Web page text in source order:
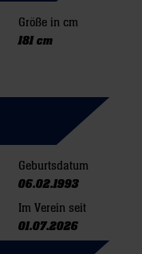
Größe in cm
181 cm
Geburtsdatum
06.02.1993
Im Verein seit
01.07.2026